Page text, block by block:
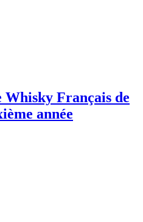
Whisky Français de
année